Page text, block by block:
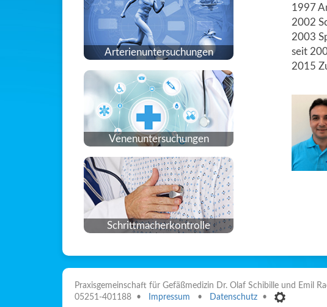
1997
2002
2003
seit
2015
Arterienuntersuchungen
Venenuntersuchungen
Schrittmacherkontrolle
Praxisgemeinschaft für Gefäßmedizin Dr. Olaf Schibille und
05251-401188 •
Impressum • Datenschutz •